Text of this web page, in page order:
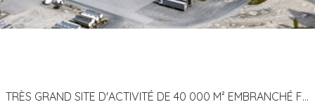
TRÈS GRAND SITE D'ACTIVITÉ DE 40 000 M² EMBRANCHÉ FER AU LARDIN SAINT LAZARE (24) PROCHE A89 À LOUER